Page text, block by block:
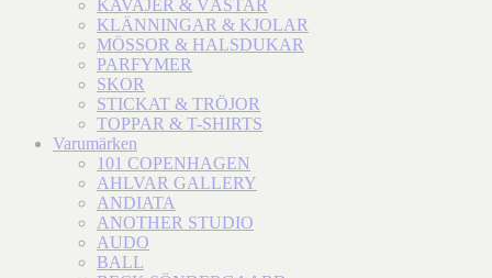
KAVAJER & VÄSTAR
KLÄNNINGAR & KJOLAR
MÖSSOR & HALSDUKAR
PARFYMER
SKOR
STICKAT & TRÖJOR
TOPPAR & T-SHIRTS
Varumärken
101 COPENHAGEN
AHLVAR GALLERY
ANDIATA
ANOTHER STUDIO
AUDO
BALL